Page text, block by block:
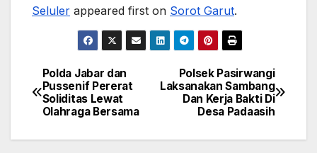
Seluler appeared first on Sorot Garut.
Post
navigation
Polsek Pasirwangi
Laksanakan Sambang
Dan Kerja Bakti Di
Desa Padaasih
Polda Jabar dan
Pussenif Pererat
Soliditas Lewat
Olahraga Bersama